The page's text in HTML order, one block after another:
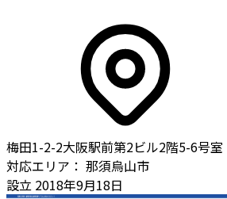
梅田1-2-2大阪駅前第2ビル2階5-6号室
対応エリア： 那須烏山市
設立 2018年9月18日